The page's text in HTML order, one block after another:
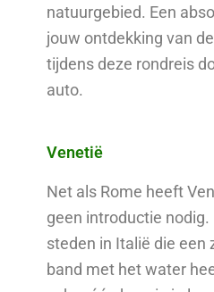
natuurgebied. Een
jouw ontdekking van
tijdens deze rondreis
auto.
Venetië
Net als Rome heeft
geen introductie nodig.
steden in Italië die een
band met het water